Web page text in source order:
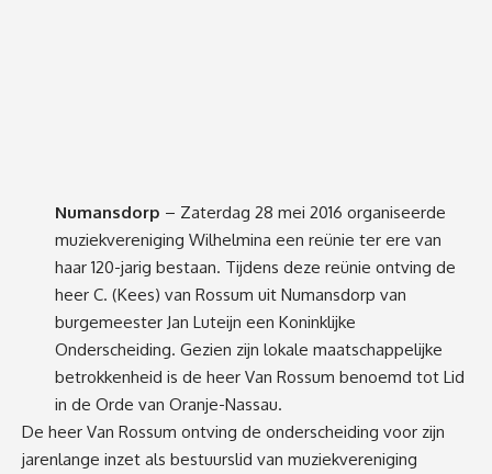
Numansdorp – Zaterdag 28 mei 2016 organiseerde
muziekvereniging Wilhelmina een reünie ter ere van
haar 120-jarig bestaan. Tijdens deze reünie ontving de
heer C. (Kees) van Rossum uit Numansdorp van
burgemeester Jan Luteijn een Koninklijke
Onderscheiding. Gezien zijn lokale maatschappelijke
betrokkenheid is de heer Van Rossum benoemd tot Lid
in de Orde van Oranje-Nassau.
De heer Van Rossum ontving de onderscheiding voor zijn
jarenlange inzet als bestuurslid van muziekvereniging